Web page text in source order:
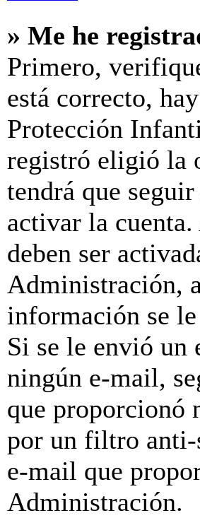
» Me he
Primero,
está correcto,
Protección
registró eligió la
tendrá que
activar la
deben ser
Administración,
información se
Si se le envió un
ningún e-mail,
que proporcionó
por un filtro anti-
e-mail que
Administración.